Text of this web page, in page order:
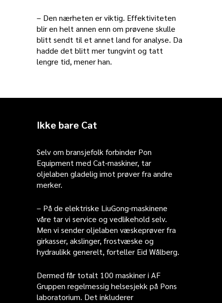
– Den nærheten er viktig. Effektiviteten
blir en helt annen enn om prøvene skulle
blitt sendt til et annet land for analyse. Da
hadde det blitt mer tungvint og tatt
lengre tid, mener han.
Ikke bare Cat
Selv om bransjefolk forbinder Pon
Equipment med Cat-maskiner, tar
oljelaben gladelig imot prøver fra andre
merker.
– På de elektriske LiuGong-maskinene
våre tar vi service og vedlikehold selv.
Men vi sender oljelaben væskeprøver fra
girkasser, akslinger, frostvæske og
hydraulikk generelt, forteller Eid Wålberg.
Dermed får totalt 100 maskiner i AF
Gruppen regelmessig helsesjekk på Pons
laboratorium. Det inkluderer